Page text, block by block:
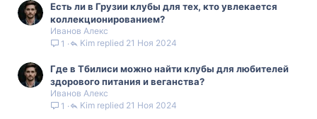
Есть ли в Грузии клубы для тех, кто увлекается
коллекционированием?
Иванов Алекс
1
21 Ноя 2024
Kim
Где в Тбилиси можно найти клубы для любителей
здорового питания и веганства?
Иванов Алекс
1
21 Ноя 2024
Kim